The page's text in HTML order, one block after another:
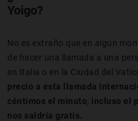
Yoigo?
No es extraño que en algún
de hacer una llamada a una
en Italia o en la Ciudad del
precio a esta llamada
céntimos el minuto, incluso el
nos saldría gratis.